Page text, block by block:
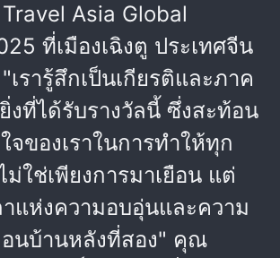
Asia Global
ที่เมืองเฉิงตู ประเทศจีน
"เรารู้สึกเป็นเกียรติและภาค
งที่ได้รับรางวัลนี้ ซึ่งสะท้อน
จของเราในการทำให้ทุก
ม่ใช่เพียงการมาเยือน แต่
าแห่งความอบอุ่นและความ
อนบ้านหลังที่สอง" คุณ